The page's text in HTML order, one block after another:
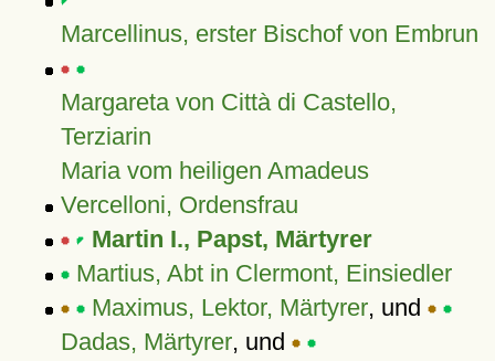
Marcellinus, erster Bischof von Embrun
Margareta von Città di Castello,
Terziarin
Maria vom heiligen Amadeus
Vercelloni, Ordensfrau
Martin I., Papst, Märtyrer
Martius, Abt in Clermont, Einsiedler
Maximus, Lektor, Märtyrer, und
Dadas, Märtyrer, und